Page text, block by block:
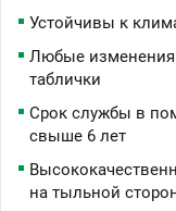
Устойчивы к
Любые изменения
таблички
Срок службы в
свыше 6 лет
на тыльной